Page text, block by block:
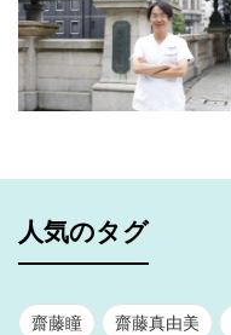
人気のタグ
齋藤瞳 齋藤真由美